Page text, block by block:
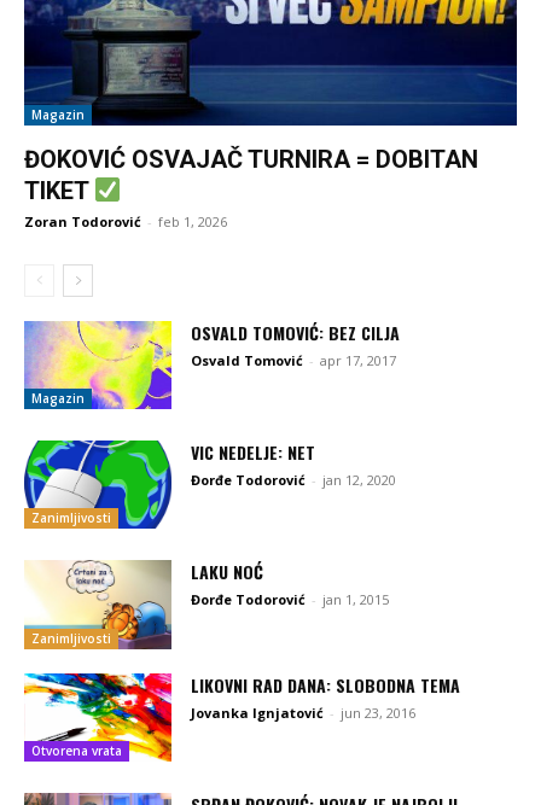
Magazin
ĐOKOVIĆ OSVAJAČ TURNIRA = DOBITAN
TIKET
Zoran Todorović - feb 1, 2026
Magazin
OSVALD TOMOVIĆ: BEZ CILJA
Osvald Tomović - apr 17, 2017
Zanimljivosti
VIC NEDELJE: NET
Đorđe Todorović - jan 12, 2020
Zanimljivosti
LAKU NOĆ
Đorđe Todorović - jan 1, 2015
Otvorena vrata
LIKOVNI RAD DANA: SLOBODNA TEMA
Jovanka Ignjatović - jun 23, 2016